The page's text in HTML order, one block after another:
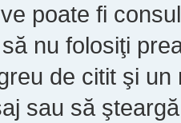
poate fi
nu folosiţi
de citit şi
sau să